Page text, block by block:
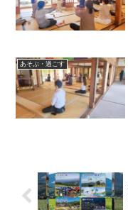
あそぶ・過ごす